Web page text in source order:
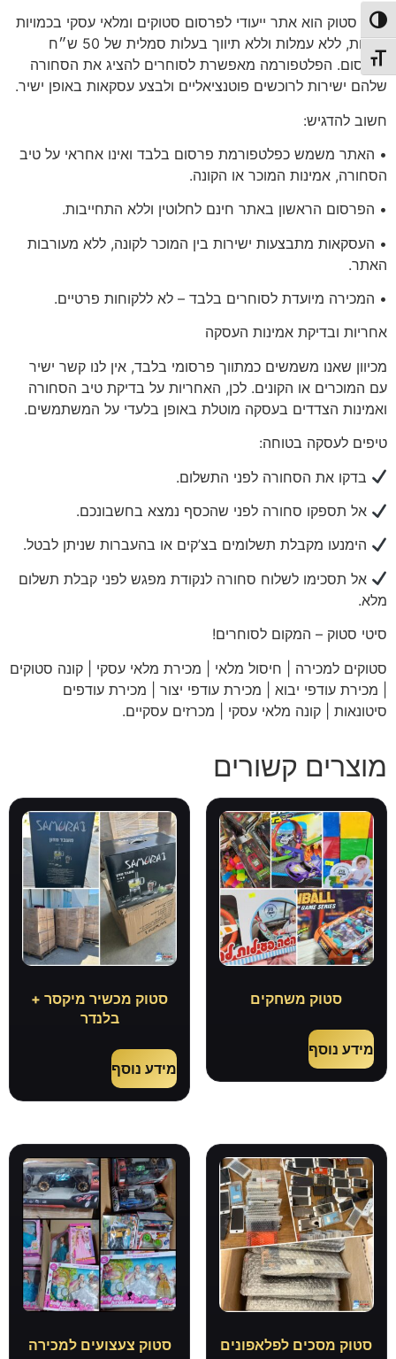
הפעל/כבה ניגודיות גבוהה
מתג גודל גופן
סיטי סטוק הוא אתר ייעודי לפרסום סטוקים ומלאי עסקי בכמויות
גדולות, ללא עמלות וללא תיווך בעלות סמלית של 50 ש״ח
לפרסום. הפלטפורמה מאפשרת לסוחרים להציג את הסחורה
שלהם ישירות לרוכשים פוטנציאליים ולבצע עסקאות באופן ישיר.
חשוב להדגיש:
• האתר משמש כפלטפורמת פרסום בלבד ואינו אחראי על טיב
הסחורה, אמינות המוכר או הקונה.
• הפרסום הראשון באתר חינם לחלוטין וללא התחייבות.
• העסקאות מתבצעות ישירות בין המוכר לקונה, ללא מעורבות
האתר.
• המכירה מיועדת לסוחרים בלבד – לא ללקוחות פרטיים.
אחריות ובדיקת אמינות העסקה
מכיוון שאנו משמשים כמתווך פרסומי בלבד, אין לנו קשר ישיר
עם המוכרים או הקונים. לכן, האחריות על בדיקת טיב הסחורה
ואמינות הצדדים בעסקה מוטלת באופן בלעדי על המשתמשים.
טיפים לעסקה בטוחה:
בדקו את הסחורה לפני התשלום.
אל תספקו סחורה לפני שהכסף נמצא בחשבונכם.
הימנעו מקבלת תשלומים בצ’קים או בהעברות שניתן לבטל.
אל תסכימו לשלוח סחורה לנקודת מפגש לפני קבלת תשלום
מלא.
סיטי סטוק – המקום לסוחרים!
סטוקים למכירה | חיסול מלאי | מכירת מלאי עסקי | קונה סטוקים
| מכירת עודפי יבוא | מכירת עודפי יצור | מכירת עודפים
סיטונאות | קונה מלאי עסקי | מכרזים עסקיים.
מוצרים קשורים
סטוק משחקים
מידע נוסף
סטוק מכשיר מיקסר +
בלנדר
מידע נוסף
סטוק מסכים לפלאפונים סטוק צעצועים למכירה